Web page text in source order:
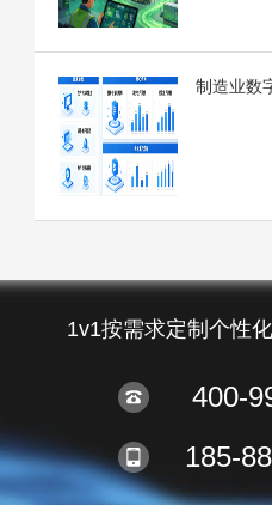
制造业数
1v1按需求定制个性
400-
185-